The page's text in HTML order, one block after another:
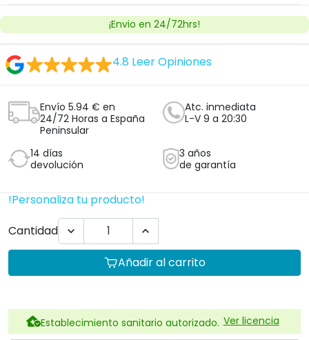
¡Envio en 24/72hrs!
4.8 Leer Opiniones
Envío 5.94 € en
24/72 Horas a España
Peninsular
Atc. inmediata
L-V 9 a 20:30
14 días
devolución
3 años
de garantía
!Personaliza tu producto!
Cantidad
 
Añadir al carrito
Establecimiento sanitario autorizado. Ver licencia